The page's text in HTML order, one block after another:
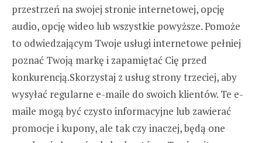
przestrzeń na swojej stronie internetowej, opcję
audio, opcję wideo lub wszystkie powyższe. Pomoże
to odwiedzającym Twoje usługi internetowe pełniej
poznać Twoją markę i zapamiętać Cię przed
konkurencją.Skorzystaj z usług strony trzeciej, aby
wysyłać regularne e-maile do swoich klientów. Te e-
maile mogą być czysto informacyjne lub zawierać
promocje i kupony, ale tak czy inaczej, będą one